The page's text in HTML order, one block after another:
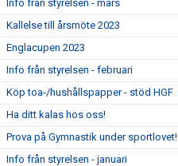
Info från styrelsen - mars
Kallelse till årsmöte 2023
Englacupen 2023
Info från styrelsen - februari
Köp toa-/hushållspapper - stöd HGF
Ha ditt kalas hos oss!
Prova på Gymnastik under sportlovet!
Info från styrelsen - januari